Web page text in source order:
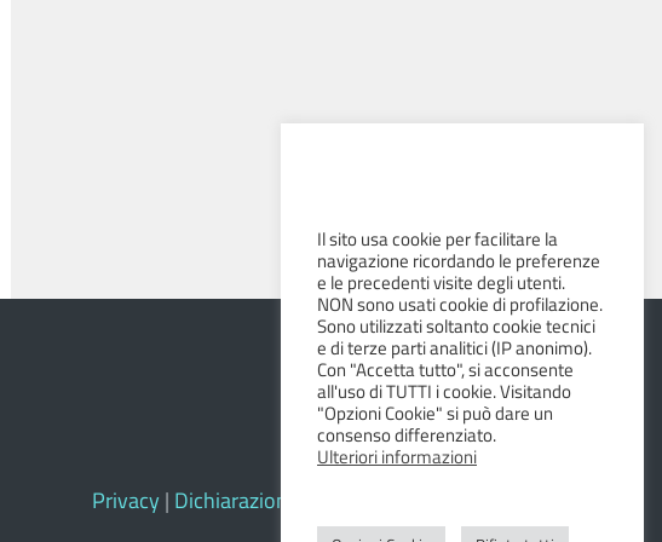
Privacy | Dichiarazione di accessibilità e feedback
Il sito usa cookie per facilitare la
navigazione ricordando le preferenze
e le precedenti visite degli utenti.
NON sono usati cookie di profilazione.
Sono utilizzati soltanto cookie tecnici
e di terze parti analitici (IP anonimo).
Con "Accetta tutto", si acconsente
all'uso di TUTTI i cookie. Visitando
"Opzioni Cookie" si può dare un
consenso differenziato.
Ulteriori informazioni